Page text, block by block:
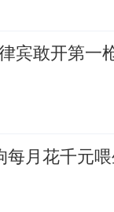
宾敢开第一
月花千元